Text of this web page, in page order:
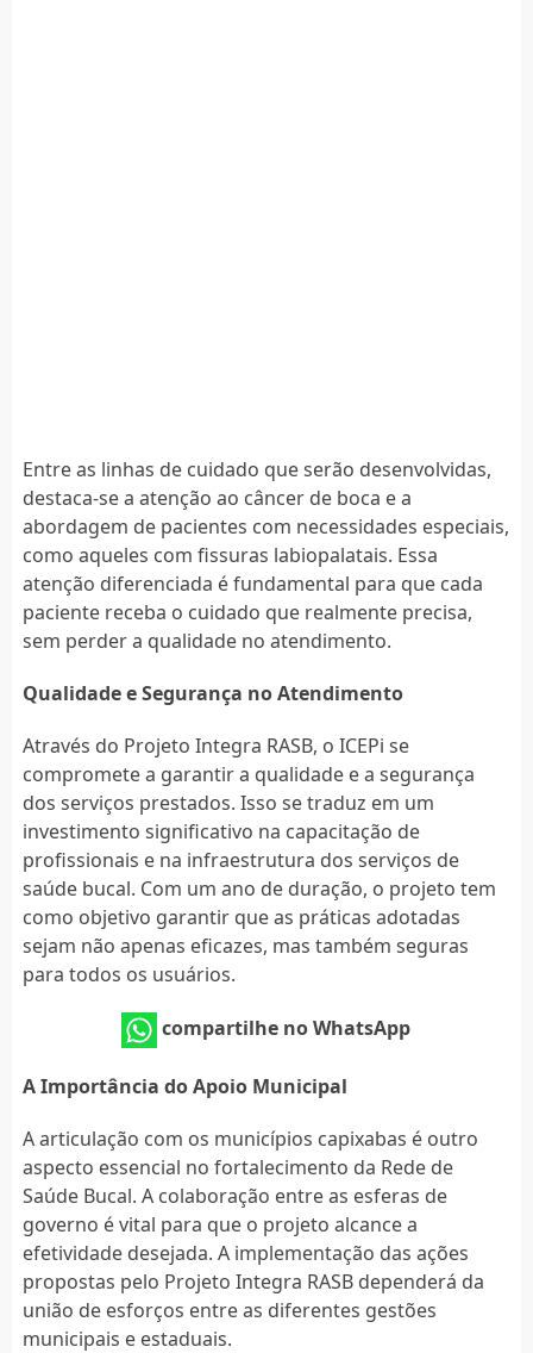
Entre as linhas de cuidado que serão desenvolvidas,
destaca-se a atenção ao câncer de boca e a
abordagem de pacientes com necessidades especiais,
como aqueles com fissuras labiopalatais. Essa
atenção diferenciada é fundamental para que cada
paciente receba o cuidado que realmente precisa,
sem perder a qualidade no atendimento.
Qualidade e Segurança no Atendimento
Através do Projeto Integra RASB, o ICEPi se
compromete a garantir a qualidade e a segurança
dos serviços prestados. Isso se traduz em um
investimento significativo na capacitação de
profissionais e na infraestrutura dos serviços de
saúde bucal. Com um ano de duração, o projeto tem
como objetivo garantir que as práticas adotadas
sejam não apenas eficazes, mas também seguras
para todos os usuários.
compartilhe no WhatsApp
A Importância do Apoio Municipal
A articulação com os municípios capixabas é outro
aspecto essencial no fortalecimento da Rede de
Saúde Bucal. A colaboração entre as esferas de
governo é vital para que o projeto alcance a
efetividade desejada. A implementação das ações
propostas pelo Projeto Integra RASB dependerá da
união de esforços entre as diferentes gestões
municipais e estaduais.